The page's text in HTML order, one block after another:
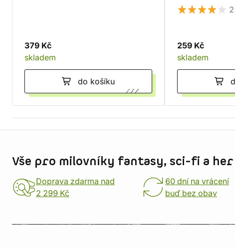
379 Kč
skladem
do košíku
259 Kč
skladem
Vše pro milovníky fantasy, sci-fi a her
Doprava zdarma nad
2 299 Kč
60 dní na vrácení
buď bez obav